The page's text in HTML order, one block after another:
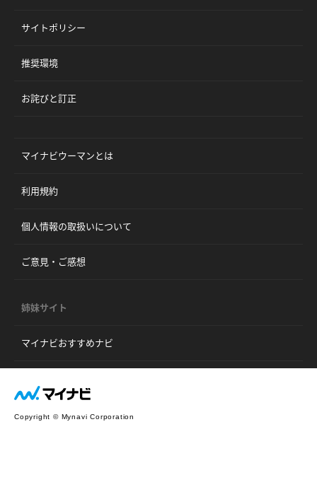
サイトポリシー
推奨環境
お詫びと訂正
マイナビウーマンとは
利用規約
個人情報の取扱いについて
ご意見・ご感想
姉妹サイト
マイナビおすすめナビ
Copyright © Mynavi Corporation